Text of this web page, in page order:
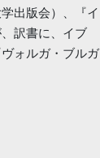
出版会）、『イ
訳書に、イブ
ォルガ・ブルガ